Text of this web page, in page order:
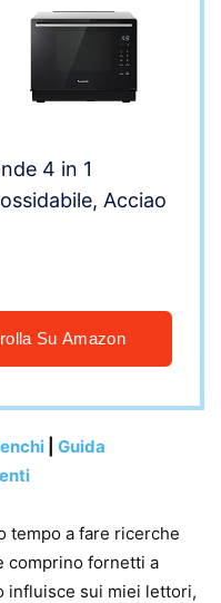
4 in 1
Acciao
Su Amazon
Guida
tempo a fare ricerche
comprino fornetti a
influisce sui miei lettori,